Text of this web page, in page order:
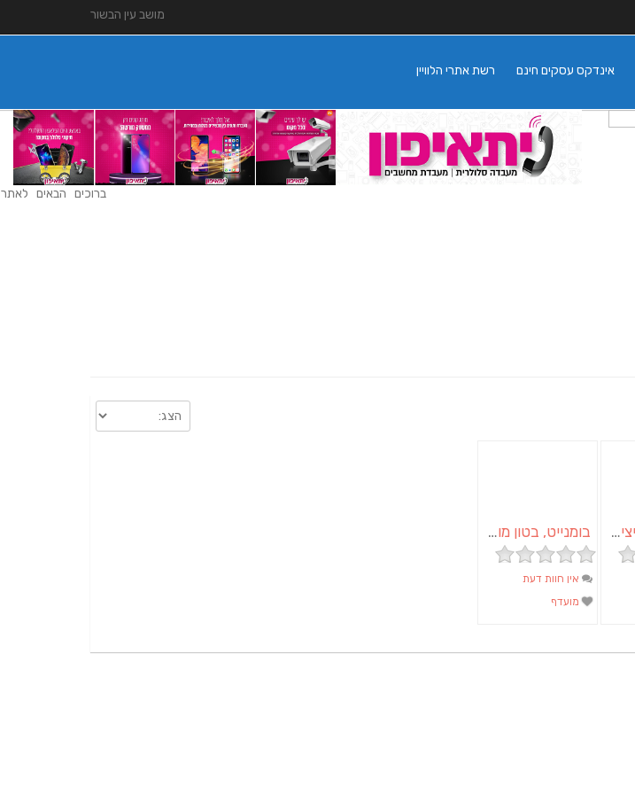
מושב עין הבשור
רשת אתרי הלוויין אינדקס עסקים חינם
ברוכים הבאים לאתר
בטון מוחלק | יציקות בטון בומנייט, בטון מוחלק, בטון מוטבע
אין חוות דעת
מועדף